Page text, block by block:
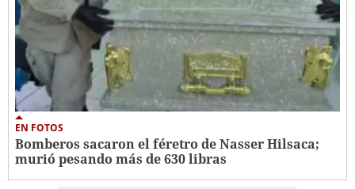
EN FOTOS
Bomberos sacaron el féretro de Nasser Hilsaca;
murió pesando más de 630 libras